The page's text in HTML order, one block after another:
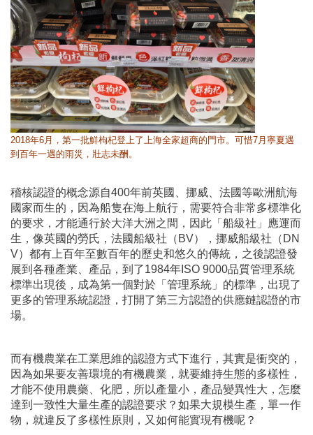
2018年6月，第一批鮮枸杞登上了上海全家超商的門市。可惜7月寧夏遇
到百年一遇的雨災，壯志未酬。
稽核認證的概念源自400年前英國、挪威、法國等歐洲航海
國家而生的，因為船隻在海上航行，需要符合非常多標準化
的要求，才能通行於大洋大洲之間，因此「船級社」應運而
生，像英國的勞氏，法國船級社（BV），挪威船級社（DN
V）都有上百年至數百年的歷史和悠久的傳統，之後認證發
展到各種產業、產品，到了1984年ISO 9000品質管理系統
標準出現後，成為第一個對於「管理系統」的標準，出現了
更多的管理系統認證，打開了第三方認證的供應鏈認證的市
場。
而有機農業在工業思維的認證方式下進行，其實是衝突的，
因為如果要友善環境的有機農業，就要維持生態的多樣性，
才能不使用農藥、化肥，所以產量小，產品變異性大，怎麼
達到一致性大量生產的認證要求？如果大規模生產，單一作
物，就違反了多樣性原則，又如何能實現有機呢？